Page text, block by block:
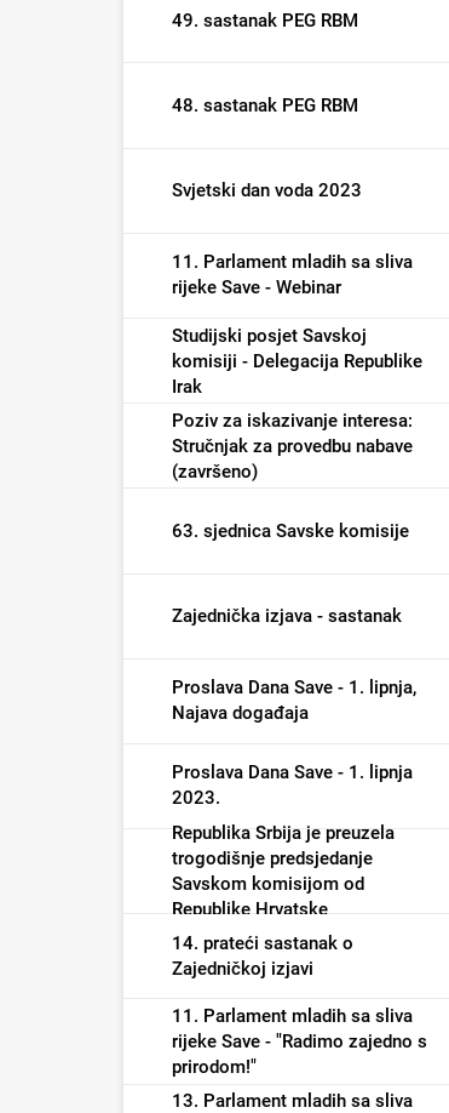
49. sastanak PEG RBM
48. sastanak PEG RBM
Svjetski dan voda 2023
11. Parlament mladih sa sliva
rijeke Save - Webinar
Studijski posjet Savskoj
komisiji - Delegacija Republike
Irak
Poziv za iskazivanje interesa:
Stručnjak za provedbu nabave
(završeno)
63. sjednica Savske komisije
Zajednička izjava - sastanak
Proslava Dana Save - 1. lipnja,
Najava događaja
Proslava Dana Save - 1. lipnja
2023.
Republika Srbija je preuzela
trogodišnje predsjedanje
Savskom komisijom od
Republike Hrvatske
14. prateći sastanak o
Zajedničkoj izjavi
11. Parlament mladih sa sliva
rijeke Save - "Radimo zajedno s
prirodom!"
13. Parlament mladih sa sliva